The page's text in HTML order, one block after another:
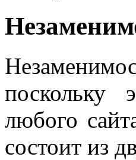
поскольку
любого
состоит из